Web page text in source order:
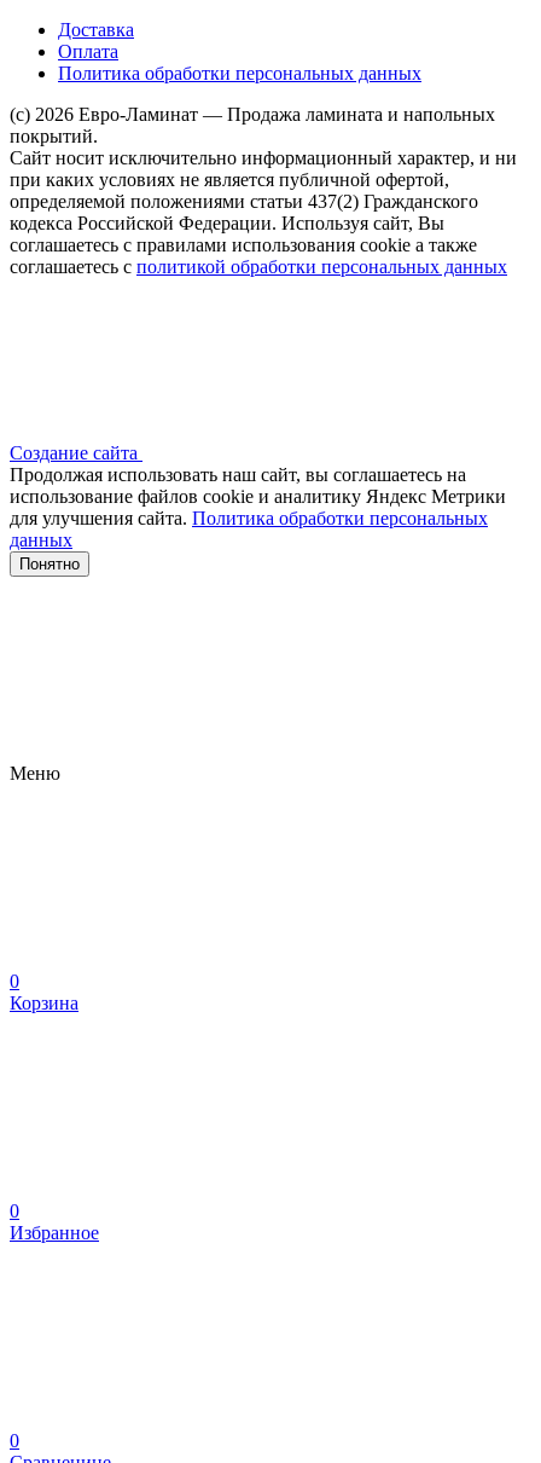
Доставка
Оплата
Политика обработки персональных данных
(c) 2026 Евро-Ламинат — Продажа ламината и напольных
покрытий.
Сайт носит исключительно информационный характер, и ни
при каких условиях не является публичной офертой,
определяемой положениями статьи 437(2) Гражданского
кодекса Российской Федерации. Используя сайт, Вы
соглашаетесь с правилами использования cookie а также
соглашаетесь с политикой обработки персональных данных
Создание сайта
Продолжая использовать наш сайт, вы соглашаетесь на
использование файлов сооkіе и аналитику Яндекс Метрики
для улучшения сайта. Политика обработки персональных
данных
Понятно
Меню
0
Корзина
0
Избранное
0